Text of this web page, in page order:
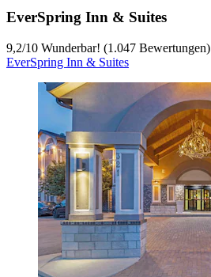
EverSpring Inn & Suites
9,2/10 Wunderbar! (1.047 Bewertungen)
EverSpring Inn & Suites